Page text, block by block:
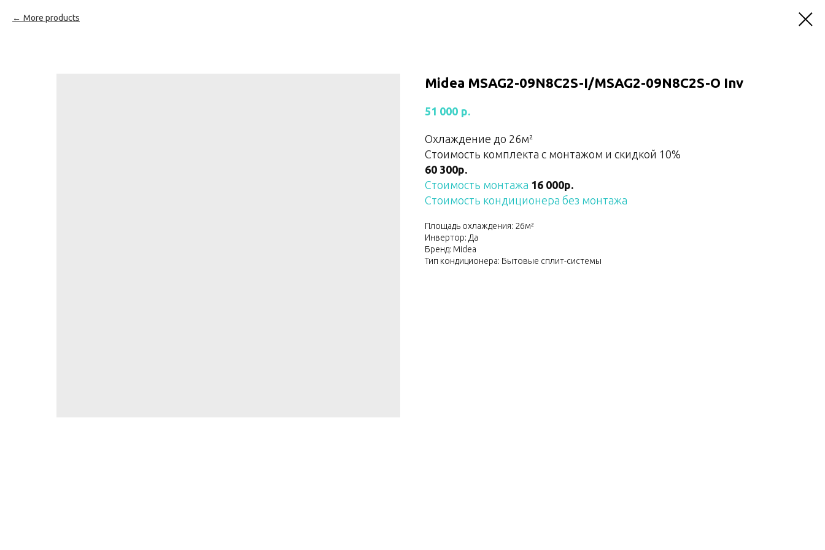
More products
Midea MSAG2-09N8C2S-I/MSAG2-09N8C2S-O Inv
51 000 р.
Охлаждение до 26м²
Стоимость комплекта с монтажом и скидкой 10%
60 300р.
Стоимость монтажа 16 000р.
Стоимость кондиционера без монтажа
Площадь охлаждения: 26м²
Инвертор: Да
Бренд: Midea
Тип кондиционера: Бытовые сплит-системы